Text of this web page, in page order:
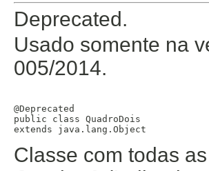
Deprecated.
Usado somente na
005/2014.
@Deprecated
public class QuadroDois
extends java.lang.Object
Classe com todas